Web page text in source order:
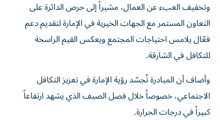
وتخفيف العبء عن العمال، مشيراً إلى حرص الدائرة على
التعاون المستمر مع الجهات الخيرية في الإمارة لتقديم دعم
فعّال يلامس احتياجات المجتمع ويعكس القيم الراسخة
للتكافل في الشارقة.
وأضاف أن المبادرة تُجسّد رؤية الإمارة في تعزيز التكافل
الاجتماعي، خصوصاً خلال فصل الصيف الذي يشهد ارتفاعاً
كبيراً في درجات الحرارة.